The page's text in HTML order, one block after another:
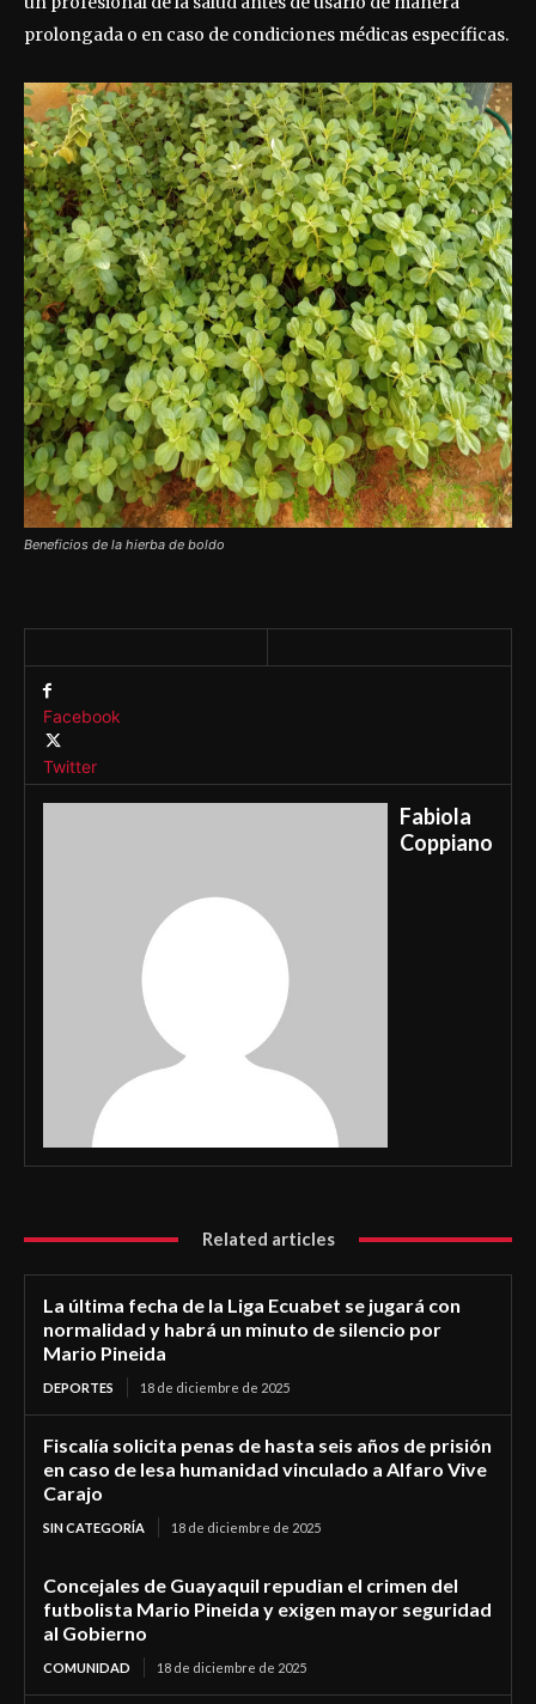
prolongada o en caso de condiciones médicas específicas.
Beneficios de la hierba de boldo
Facebook
Twitter
Fabiola
Coppiano
Related articles
La última fecha de la Liga Ecuabet se jugará con
normalidad y habrá un minuto de silencio por
Mario Pineida
DEPORTES 18 de diciembre de 2025
Fiscalía solicita penas de hasta seis años de prisión
en caso de lesa humanidad vinculado a Alfaro Vive
Carajo
SIN CATEGORÍA 18 de diciembre de 2025
Concejales de Guayaquil repudian el crimen del
futbolista Mario Pineida y exigen mayor seguridad
al Gobierno
COMUNIDAD 18 de diciembre de 2025